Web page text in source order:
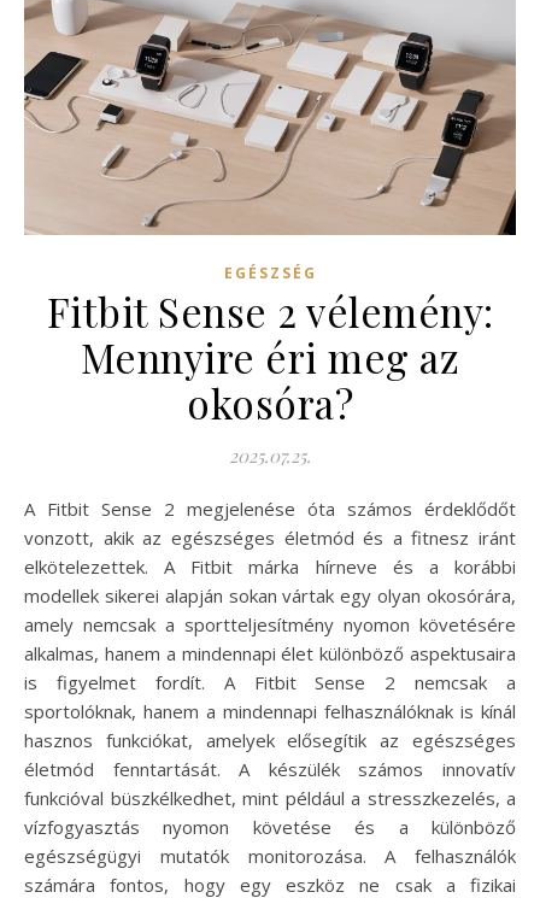
EGÉSZSÉG
Fitbit Sense 2 vélemény:
Mennyire éri meg az
okosóra?
2025.07.25.
A Fitbit Sense 2 megjelenése óta számos érdeklődőt
vonzott, akik az egészséges életmód és a fitnesz iránt
elkötelezettek. A Fitbit márka hírneve és a korábbi
modellek sikerei alapján sokan vártak egy olyan okosórára,
amely nemcsak a sportteljesítmény nyomon követésére
alkalmas, hanem a mindennapi élet különböző aspektusaira
is figyelmet fordít. A Fitbit Sense 2 nemcsak a
sportolóknak, hanem a mindennapi felhasználóknak is kínál
hasznos funkciókat, amelyek elősegítik az egészséges
életmód fenntartását. A készülék számos innovatív
funkcióval büszkélkedhet, mint például a stresszkezelés, a
vízfogyasztás nyomon követése és a különböző
egészségügyi mutatók monitorozása. A felhasználók
számára fontos, hogy egy eszköz ne csak a fizikai